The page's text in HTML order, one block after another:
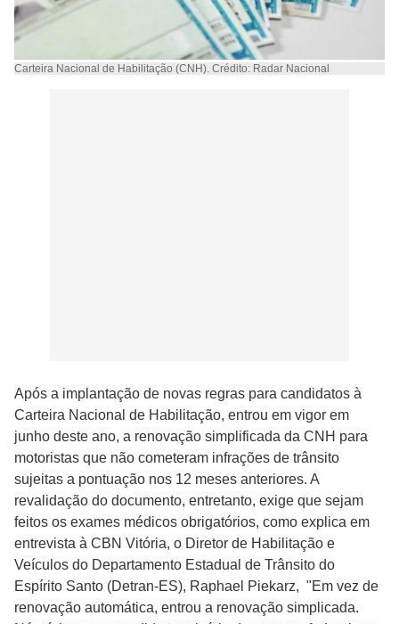
Carteira Nacional de Habilitação (CNH). Crédito: Radar Nacional
Após a implantação de novas regras para candidatos à
Carteira Nacional de Habilitação, entrou em vigor em
junho deste ano, a renovação simplificada da CNH para
motoristas que não cometeram infrações de trânsito
sujeitas a pontuação nos 12 meses anteriores. A
revalidação do documento, entretanto, exige que sejam
feitos os exames médicos obrigatórios, como explica em
entrevista à CBN Vitória, o Diretor de Habilitação e
Veículos do Departamento Estadual de Trânsito do
Espírito Santo (Detran-ES), Raphael Piekarz, "Em vez de
renovação automática, entrou a renovação simplicada.